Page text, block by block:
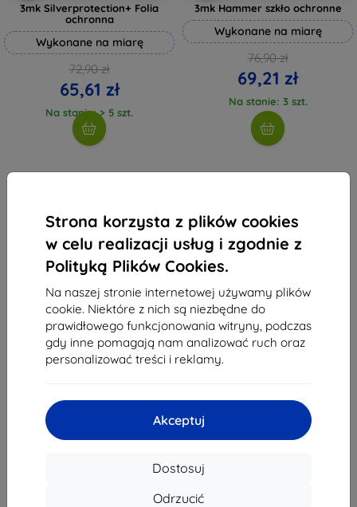
Strona korzysta z plików cookies
w celu realizacji usług i zgodnie z
Polityką Plików Cookies.
Na naszej stronie internetowej używamy plików
cookie. Niektóre z nich są niezbędne do
prawidłowego funkcjonowania witryny, podczas
gdy inne pomagają nam analizować ruch oraz
personalizować treści i reklamy.
Akceptuj
Dostosuj
Odrzucić
3mk Silverprotection+ Folia
ochronna
Wykonane na miarę
72,90 zł
65,61 zł
Na stanie: > 5 szt.
3mk Hammer szkło ochronne
Wykonane na miarę
76,90 zł
69,21 zł
Na stanie: 3 szt.
Shield-Sk s.r.o.
841 04 Bratislava
REGON:
SK2023549671